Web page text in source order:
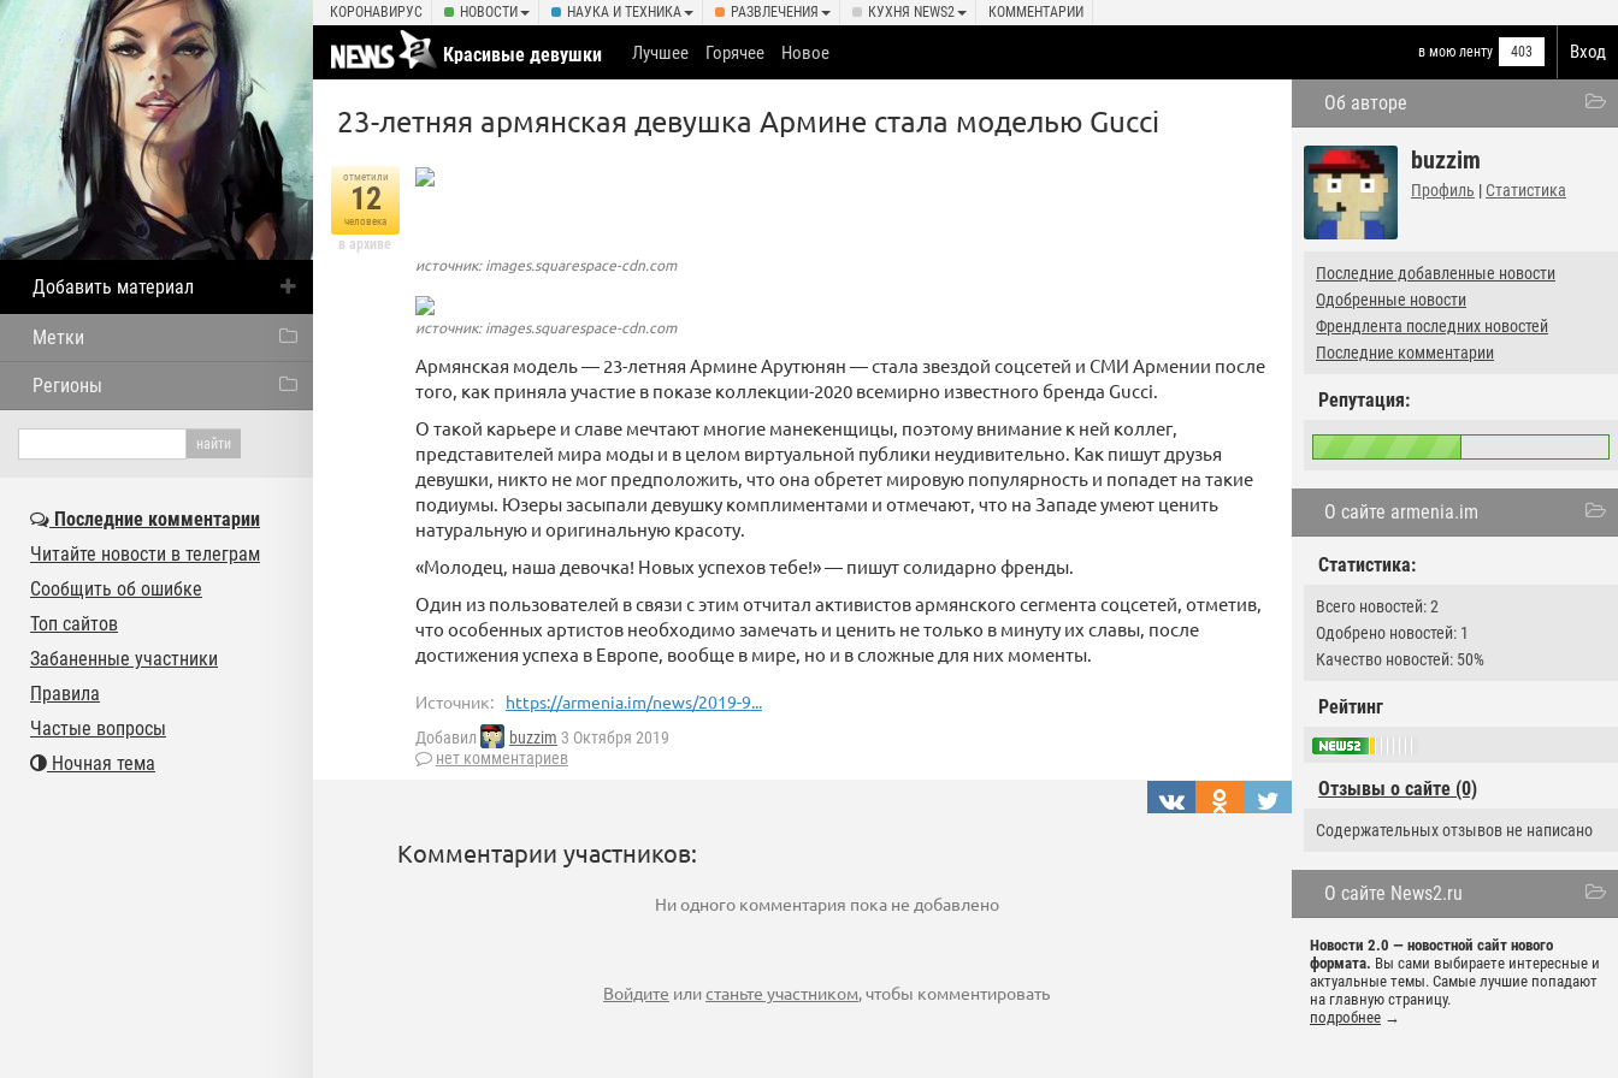
КОРОНАВИРУС НОВОСТИ НАУКА И ТЕХНИКА РАЗВЛЕЧЕНИЯ КУХНЯ NEWS2 КОММЕНТАРИИ
Вход
Красивые девушки в мою ленту 403
Лучшее Горячее Новое
Об авторе
buzzim
Профиль | Статистика
Последние добавленные новости
Одобренные новости
Френдлента последних новостей
Последние комментарии
Репутация:
О сайте armenia.im
Статистика:
Всего новостей: 2
Одобрено новостей: 1
Качество новостей: 50%
Рейтинг
Отзывы о сайте (0)
Содержательных отзывов не написано
О сайте News2.ru
Новости 2.0 — новостной сайт нового
формата. Вы сами выбираете интересные и
актуальные темы. Самые лучшие попадают
на главную страницу.
подробнее →
23-летняя армянская девушка Армине стала моделью Gucci
отметили
12
человека
в архиве
источник: images.squarespace-cdn.com
источник: images.squarespace-cdn.com
Армянская модель — 23-летняя Армине Арутюнян — стала звездой соцсетей и СМИ Армении после
того, как приняла участие в показе коллекции-2020 всемирно известного бренда Gucci.
О такой карьере и славе мечтают многие манекенщицы, поэтому внимание к ней коллег,
представителей мира моды и в целом виртуальной публики неудивительно. Как пишут друзья
девушки, никто не мог предположить, что она обретет мировую популярность и попадет на такие
подиумы. Юзеры засыпали девушку комплиментами и отмечают, что на Западе умеют ценить
натуральную и оригинальную красоту.
«Молодец, наша девочка! Новых успехов тебе!» — пишут солидарно френды.
Один из пользователей в связи с этим отчитал активистов армянского сегмента соцсетей, отметив,
что особенных артистов необходимо замечать и ценить не только в минуту их славы, после
достижения успеха в Европе, вообще в мире, но и в сложные для них моменты.
Источник: https://armenia.im/news/2019-9...
Добавил buzzim 3 Октября 2019
нет комментариев
Комментарии участников:
Ни одного комментария пока не добавлено
Войдите илистаньте участником, чтобы комментировать
Добавить материал
Метки
Регионы
Последние комментарии
Читайте новости в телеграм
Сообщить об ошибке
Топ сайтов
Забаненные участники
Правила
Частые вопросы
Ночная тема